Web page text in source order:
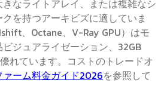
なライトアレイ、または複雑なシ
を持つアーキビズに適していま
、Octane、V-Ray GPU）はモ
ジュアライゼーション、32GB
れています。コストのトレードオ
ァーム料金ガイド2026を参照して